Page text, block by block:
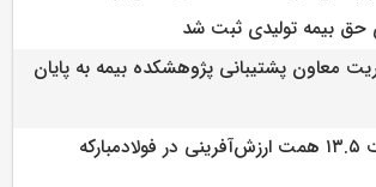
بیمه تولیدی ثبت شد
معاون پشتیبانی پژوهشكده بیمه به پایان